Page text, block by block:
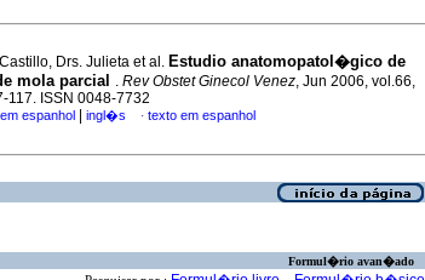
Drs. Julieta et al. Estudio anatomopatol�gico de
mola parcial . Rev Obstet Ginecol Venez, Jun 2006, vol.66,
117. ISSN 0048-7732
espanhol ingl�s · texto em espanhol
Formul�rio avan�ado